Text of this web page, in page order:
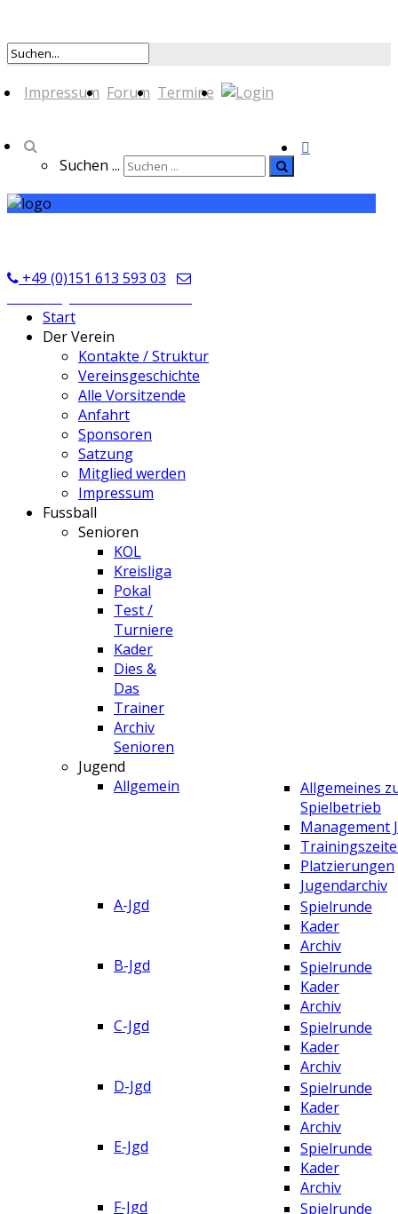
Impressum Forum Termine
Suchen ...
+49 (0)151 613 593 03
Start
Der Verein
Kontakte / Struktur
Vereinsgeschichte
Alle Vorsitzende
Anfahrt
Sponsoren
Satzung
Mitglied werden
Impressum
Fussball
Senioren
KOL
Kreisliga
Pokal
Test /
Turniere
Kader
Dies &
Das
Trainer
Archiv
Senioren
Jugend
Allgemein
Allgemeines
Spielbetrieb
Management
Platzierungen
Jugendarchiv
A-Jgd
Spielrunde
Kader
Archiv
B-Jgd
Spielrunde
Kader
Archiv
C-Jgd
Spielrunde
Kader
Archiv
D-Jgd
Spielrunde
Kader
Archiv
E-Jgd
Spielrunde
Kader
Archiv
F-Jgd
Spielrunde